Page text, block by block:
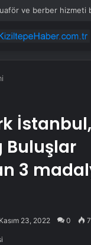
ve berber hizmeti
İstanbul,
Buluşlar
3
Kasım 23, 2022 0 7